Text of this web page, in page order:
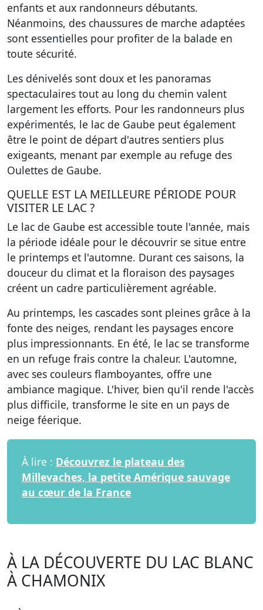
enfants et aux randonneurs débutants.
Néanmoins, des chaussures de marche adaptées
sont essentielles pour profiter de la balade en
toute sécurité.
Les dénivelés sont doux et les panoramas
spectaculaires tout au long du chemin valent
largement les efforts. Pour les randonneurs plus
expérimentés, le lac de Gaube peut également
être le point de départ d'autres sentiers plus
exigeants, menant par exemple au refuge des
Oulettes de Gaube.
QUELLE EST LA MEILLEURE PÉRIODE POUR
VISITER LE LAC ?
Le lac de Gaube est accessible toute l'année, mais
la période idéale pour le découvrir se situe entre
le printemps et l'automne. Durant ces saisons, la
douceur du climat et la floraison des paysages
créent un cadre particulièrement agréable.
Au printemps, les cascades sont pleines grâce à la
fonte des neiges, rendant les paysages encore
plus impressionnants. En été, le lac se transforme
en un refuge frais contre la chaleur. L'automne,
avec ses couleurs flamboyantes, offre une
ambiance magique. L'hiver, bien qu'il rende l'accès
plus difficile, transforme le site en un pays de
neige féerique.
À lire : Découvrez le plateau des
Millevaches, la petite Amérique sauvage
au cœur de la France
À LA DÉCOUVERTE DU LAC BLANC
À CHAMONIX